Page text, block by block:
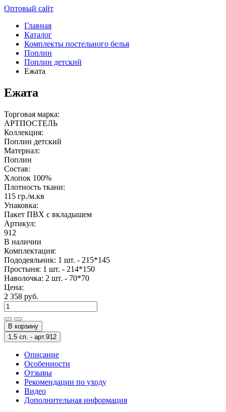
Оптовый сайт
Главная
Каталог
Комплекты постельного белья
Поплин
Поплин детский
Ежата
Ежата
Торговая марка:
АРТПОСТЕЛЬ
Коллекция:
Поплин детский
Материал:
Поплин
Состав:
Хлопок 100%
Плотность ткани:
115 гр./м.кв
Упаковка:
Пакет ПВХ с вкладышем
Артикул:
912
В наличии
Комплектация:
Пододеяльник: 1 шт. - 215*145
Простыня: 1 шт. - 214*150
Наволочка: 2 шт. - 70*70
Цена:
2 358 руб.
В корзину
1,5 сп. - арт.912
Описание
Особенности
Отзывы
Рекомендации по уходу
Видео
Дополнительная информация